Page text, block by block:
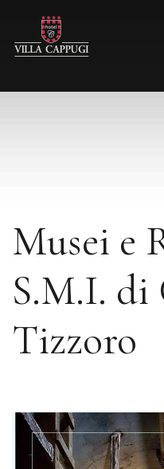
Musei e
S.M.I. di
Tizzoro